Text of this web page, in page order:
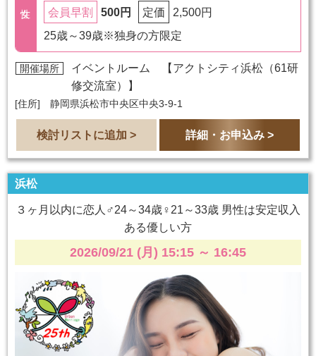
会員早割 500円 定価
2,500円
25歳～39歳※独身の方限定
開催場所 イベントルーム 【 アクトシティ浜松（61研
修交流室）
】
[住所] 静岡県浜松市中央区中央3-9-1
検討リストに追加 > 詳細・お申込み >
浜松
３ヶ月以内に恋人♂24～34歳♀21～33歳 男性は安定収入
ある優しい方
2026/09/21 (月) 15:15 ～ 16:45